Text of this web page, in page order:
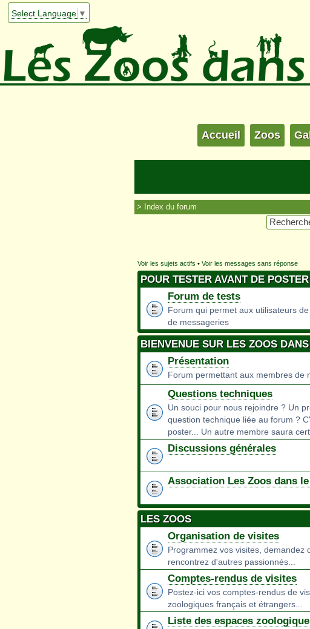
Select Language ▼
Accueil Zoos
Index du forum
Voir les sujets actifs • Voir les messages sans réponse
POUR TESTER AVANT DE POSTER
Forum de tests
Forum qui permet aux utilisateurs
de messageries
BIENVENUE SUR LES ZOOS
Présentation
Forum permettant aux membres de
Questions techniques
Un souci pour nous rejoindre ? Un
question technique liée au forum ?
poster... Un autre membre saura
Discussions générales
Association Les Zoos dans
LES ZOOS
Organisation de visites
Programmez vos visites, demandez
rencontrez d'autres passionnés...
Comptes-rendus de visites
Postez-ici vos comptes-rendus de
zoologiques français et étrangers...
Liste des espaces